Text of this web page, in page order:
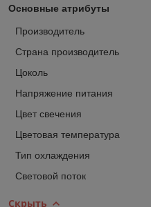
Основные атрибуты
Производитель
Страна производитель
Цоколь
Напряжение питания
Цвет свечения
Цветовая температура
Тип охлаждения
Световой поток
Скрыть